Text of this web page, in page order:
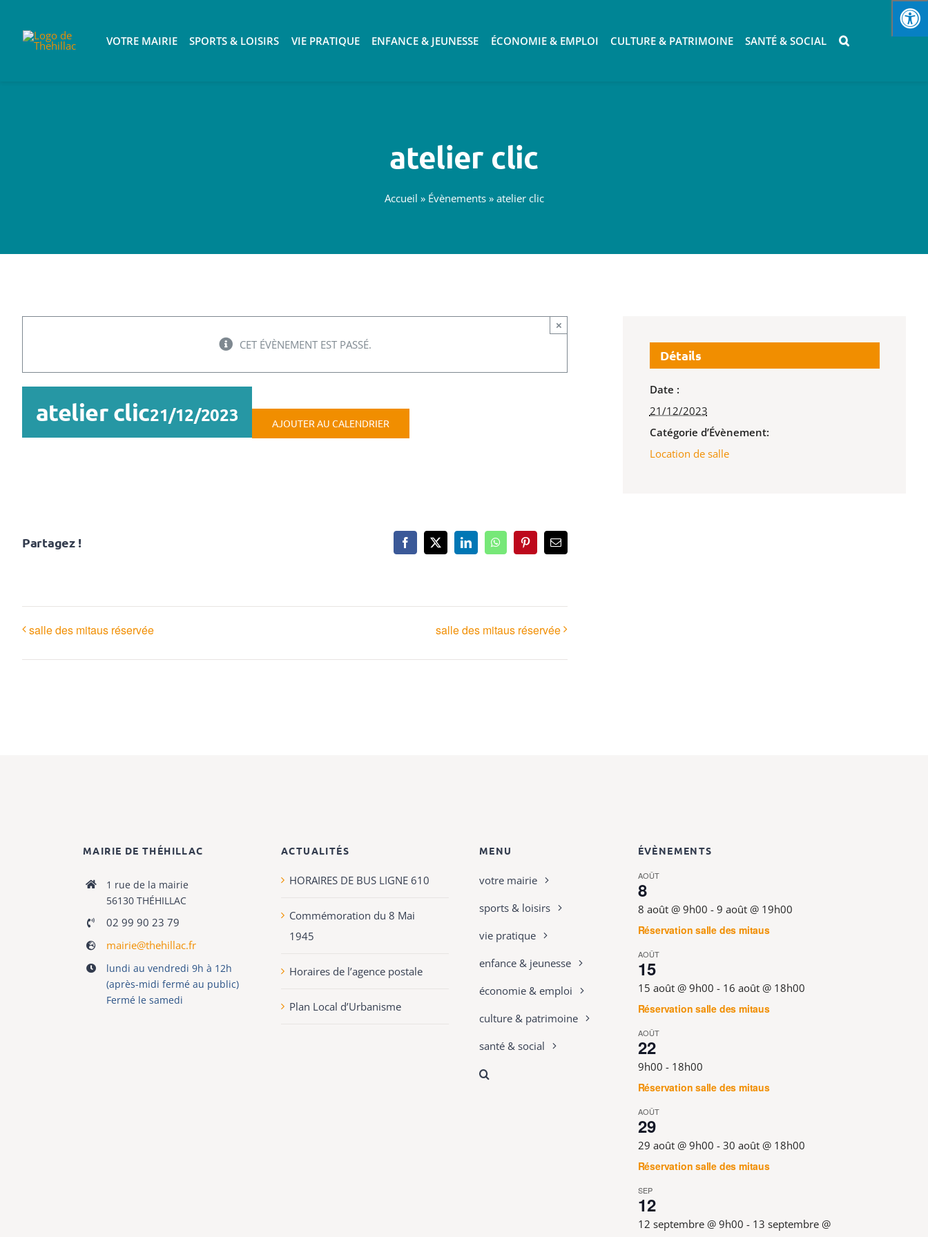
contenu
VOTRE MAIRIE SPORTS & LOISIRS VIE PRATIQUE ENFANCE & JEUNESSE ÉCONOMIE & EMPLOI CULTURE & PATRIMOINE SANTÉ & SOCIAL
atelier clic
Accueil » Évènements» atelier clic
CET ÉVÈNEMENT EST PASSÉ.
×
atelier clic21/12/2023 AJOUTER AU CALENDRIER
Partagez ! Facebook
X LinkedInWhatsAppPinterestEmail
salle des mitaus réservée salle des mitaus réservée
Détails
Date :
21/12/2023
Catégorie d’Évènement:
Location de salle
MAIRIE DE THÉHILLAC
1 rue de la mairie
56130 THÉHILLAC
02 99 90 23 79
mairie@thehillac.fr
lundi au vendredi 9h à 12h
(après-midi fermé au public)
Fermé le samedi
ACTUALITÉS
HORAIRES DE BUS LIGNE 610
Commémoration du 8 Mai
1945
Horaires de l’agence postale
Plan Local d’Urbanisme
MENU
votre mairie
sports & loisirs
vie pratique
enfance & jeunesse
économie & emploi
culture & patrimoine
santé & social
ÉVÈNEMENTS
AOÛT
8
8 août @ 9h00 - 9 août @ 19h00
Réservation salle des mitaus
AOÛT
15
15 août @ 9h00 - 16 août @ 18h00
Réservation salle des mitaus
AOÛT
22
9h00 - 18h00
Réservation salle des mitaus
AOÛT
29
29 août @ 9h00 - 30 août @ 18h00
Réservation salle des mitaus
SEP
12
12 septembre @ 9h00 - 13 septembre @